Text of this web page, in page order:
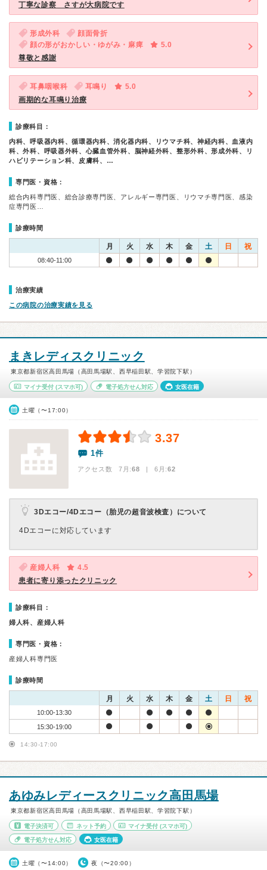
丁寧な診察 さすが大病院です
形成外科
顔面骨折
顔の形がおかしい・ゆがみ・麻痺
5.0
尊敬と感謝
耳鼻咽喉科 耳鳴り
5.0
画期的な耳鳴り治療
診療科目：
内科、呼吸器内科、循環器内科、消化器内科、リウマチ科、神経内科、血液内
科、外科、呼吸器外科、心臓血管外科、脳神経外科、整形外科、形成外科、リ
ハビリテーション科、皮膚科、…
専門医・資格：
総合内科専門医、総合診療専門医、アレルギー専門医、リウマチ専門医、感染
症専門医…
診療時間
月 火 水 木 金 土 日 祝
08:40-11:00
治療実績
この病院の治療実績を見る
まきレディスクリニック
東京都新宿区高田馬場（高田馬場駅、西早稲田駅、学習院下駅）
マイナ受付 (スマホ可) 電子処方せん対応 女医在籍
土曜（〜17:00）
3.37
1件
アクセス数 7月:68 | 6月:62
3Dエコー/4Dエコー（胎児の超音波検査）について
4Dエコーに対応しています
産婦人科
4.5
患者に寄り添ったクリニック
診療科目：
婦人科、産婦人科
専門医・資格：
産婦人科専門医
診療時間
月 火 水 木 金 土 日 祝
10:00-13:30
15:30-19:00
14:30-17:00
あゆみレディースクリニック高田馬場
東京都新宿区高田馬場（高田馬場駅、西早稲田駅、学習院下駅）
電子決済可 ネット予約 マイナ受付 (スマホ可)
電子処方せん対応 女医在籍
土曜（〜14:00） 夜（〜20:00）